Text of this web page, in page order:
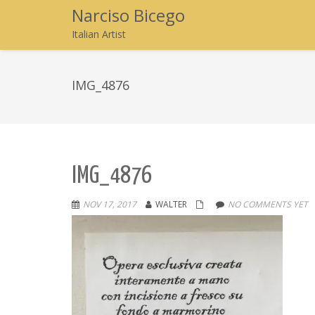
Narciso Bicego
Italian Artist
IMG_4876
IMG_4876
NOV 17, 2017 WALTER NO COMMENTS YET